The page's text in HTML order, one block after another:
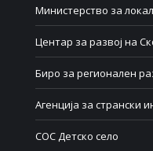
Министерство за
Центар за развој на
Биро за регионален
Агенција за странски
СОС Детско село